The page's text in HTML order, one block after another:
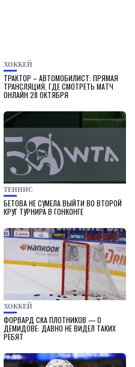
ХОККЕЙ
ТРАКТОР – АВТОМОБИЛИСТ: ПРЯМАЯ
ТРАНСЛЯЦИЯ, ГДЕ СМОТРЕТЬ МАТЧ
ОНЛАЙН 28 ОКТЯБРЯ
ТЕННИС
БЕТОВА НЕ СУМЕЛА ВЫЙТИ ВО ВТОРОЙ
КРУГ ТУРНИРА В ГОНКОНГЕ
ХОККЕЙ
ФОРВАРД СКА ПЛОТНИКОВ — О
ДЕМИДОВЕ: ДАВНО НЕ ВИДЕЛ ТАКИХ
РЕБЯТ